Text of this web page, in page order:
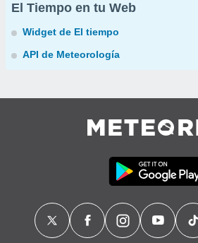
El Tiempo en tu Web
Widget de El tiempo
API de Meteorología